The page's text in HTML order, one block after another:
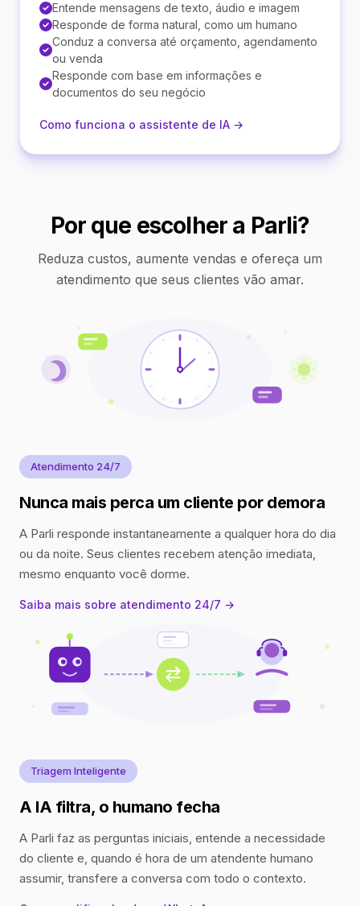
Entende mensagens de texto, áudio e imagem
Responde de forma natural, como um humano
Conduz a conversa até orçamento, agendamento
ou venda
Responde com base em informações e
documentos do seu negócio
Como funciona o assistente de IA →
Por que escolher a Parli?
Reduza custos, aumente vendas e ofereça um
atendimento que seus clientes vão amar.
Atendimento 24/7
Nunca mais perca um cliente por demora
A Parli responde instantaneamente a qualquer hora do dia
ou da noite. Seus clientes recebem atenção imediata,
mesmo enquanto você dorme.
Saiba mais sobre atendimento 24/7 →
Triagem Inteligente
A IA filtra, o humano fecha
A Parli faz as perguntas iniciais, entende a necessidade
do cliente e, quando é hora de um atendente humano
assumir, transfere a conversa com todo o contexto.